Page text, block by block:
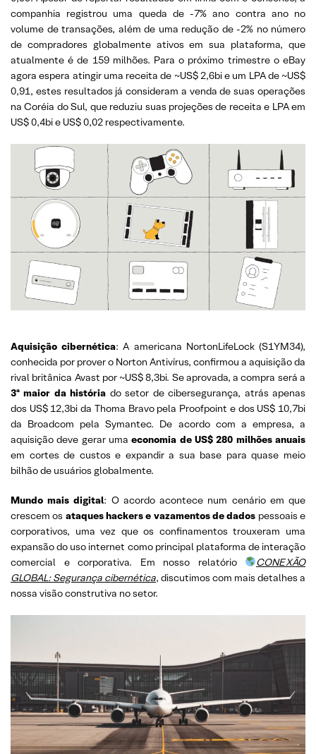
companhia registrou uma queda de -7% ano contra ano no
volume de transações, além de uma redução de -2% no número
de compradores globalmente ativos em sua plataforma, que
atualmente é de 159 milhões. Para o próximo trimestre o eBay
agora espera atingir uma receita de ~US$ 2,6bi e um LPA de ~US$
0,91, estes resultados já consideram a venda de suas operações
na Coréia do Sul, que reduziu suas projeções de receita e LPA em
US$ 0,4bi e US$ 0,02 respectivamente.
Aquisição cibernética: A americana NortonLifeLock (S1YM34),
conhecida por prover o Norton Antivírus, confirmou a aquisição da
rival britânica Avast por ~US$ 8,3bi. Se aprovada, a compra será a
3ª maior da história do setor de cibersegurança, atrás apenas
dos US$ 12,3bi da Thoma Bravo pela Proofpoint e dos US$ 10,7bi
da Broadcom pela Symantec. De acordo com a empresa, a
aquisição deve gerar umaeconomia de US$ 280 milhões anuais
em cortes de custos e expandir a sua base para quase meio
bilhão de usuários globalmente.
Mundo mais digital: O acordo acontece num cenário em que
crescem os ataques hackers e vazamentos de dados pessoais e
corporativos, uma vez que os confinamentos trouxeram uma
expansão do uso internet como principal plataforma de interação
comercial e corporativa. Em nosso relatório
CONEXÃO
GLOBAL: Segurança cibernética, discutimos com mais detalhes a
nossa visão construtiva no setor.